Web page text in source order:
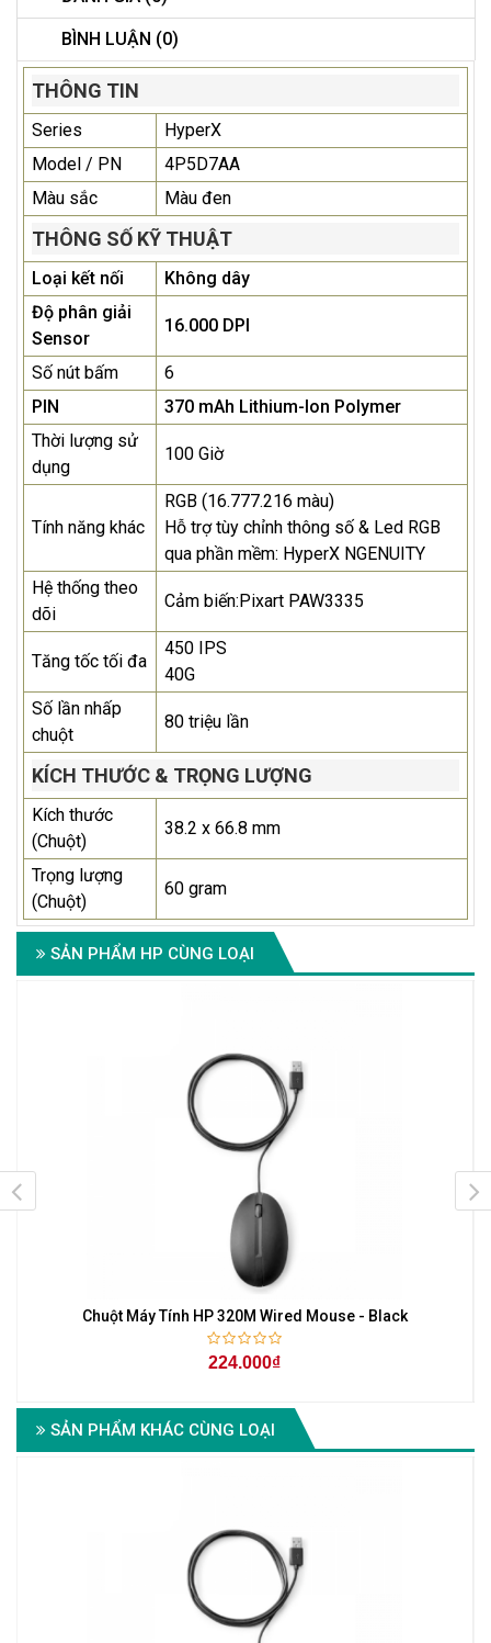
BÌNH LUẬN (0)
THÔNG TIN
Series
HyperX
Model / PN
4P5D7AA
Màu sắc
Màu đen
THÔNG SỐ KỸ THUẬT
Loại kết nối
Không dây
Độ phân giải
Sensor
16.000 DPI
Số nút bấm
6
PIN
370 mAh Lithium-Ion Polymer
Thời lượng sử
dụng
100 Giờ
Tính năng khác
RGB (16.777.216 màu)
Hỗ trợ tùy chỉnh thông số & Led RGB
qua phần mềm: HyperX NGENUITY
Hệ thống theo
dõi
Cảm biến:Pixart PAW3335
Tăng tốc tối đa
450 IPS
40G
Số lần nhấp
chuột
80 triệu lần
KÍCH THƯỚC & TRỌNG LƯỢNG
Kích thước
(Chuột)
38.2 x 66.8 mm
Trọng lượng
(Chuột)
60 gram
SẢN PHẨM HP CÙNG LOẠI
Chuột Máy Tính HP 320M Wired Mouse - Black
224.000₫
SẢN PHẨM KHÁC CÙNG LOẠI